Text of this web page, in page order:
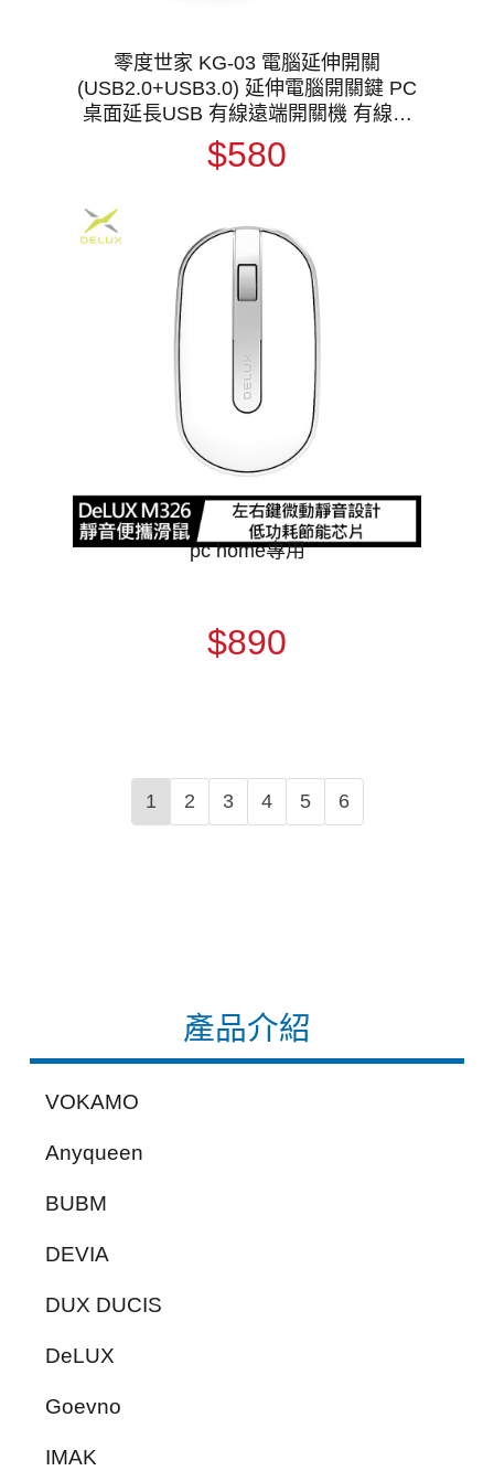
產品介紹
VOKAMO
Anyqueen
BUBM
DEVIA
DUX DUCIS
DeLUX
Goevno
IMAK
零度世家 KG-03 電腦延伸開關
(USB2.0+USB3.0) 延伸電腦開關鍵 PC
桌面延長USB 有線遠端開關機 有線遠
端控制開關
$580
pc home專用
$890
1 2 3 4 5 6